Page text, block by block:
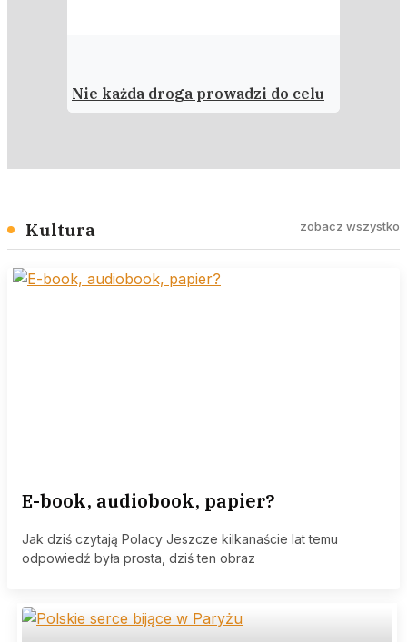
Nie każda droga prowadzi do celu
Kultura zobacz wszystko
E-book, audiobook, papier?
Jak dziś czytają Polacy Jeszcze kilkanaście lat temu
odpowiedź była prosta, dziś ten obraz